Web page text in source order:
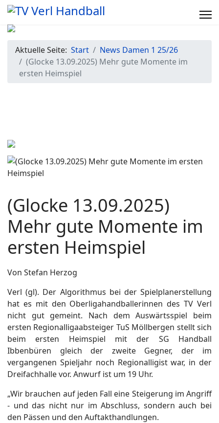
Aktuelle Seite: Start
News Damen 1 25/26
(Glocke 13.09.2025) Mehr gute Momente im
ersten Heimspiel
(Glocke 13.09.2025)
Mehr gute Momente im
ersten Heimspiel
Von Stefan Herzog
Verl (gl). Der Algorithmus bei der Spielplanerstellung
hat es mit den Oberligahandballerinnen des TV Verl
nicht gut gemeint. Nach dem Auswärtsspiel beim
ersten Regionalligaabsteiger TuS Möllbergen stellt sich
beim ersten Heimspiel mit der SG Handball
Ibbenbüren gleich der zweite Gegner, der im
vergangenen Spieljahr noch Regionalligist war, in der
Dreifachhalle vor. Anwurf ist um 19 Uhr.
„Wir brauchen auf jeden Fall eine Steigerung im Angriff
- und das nicht nur im Abschluss, sondern auch bei
den Pässen und den Auftakthandlungen.